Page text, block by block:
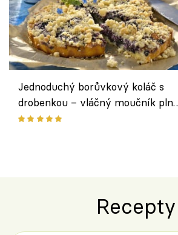
Jednoduchý borůvkový koláč s
drobenkou – vláčný moučník plný
ovoce
Recepty